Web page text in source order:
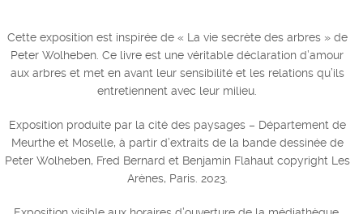
Cette exposition est inspirée de « La vie secrète des arbres » de
Peter Wolheben. Ce livre est une véritable déclaration d’amour
aux arbres et met en avant leur sensibilité et les relations qu’ils
entretiennent avec leur milieu.
Exposition produite par la cité des paysages – Département de
Meurthe et Moselle, à partir d’extraits de la bande dessinée de
Peter Wolheben, Fred Bernard et Benjamin Flahaut copyright Les
Arènes, Paris. 2023.